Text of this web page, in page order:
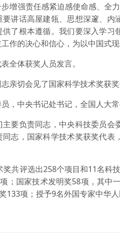
增强责任感紧迫感使命感、全
讲话高屋建瓴、思想深邃、
了根本遵循。我们要深入学
作的决心和信心，为以中国式
体获奖人员发言。
切会见了国家科学技术奖获奖
中央书记处书记，全国人大常
负责同志，中央科技委员会
志，国家科学技术奖获奖代
评选出258个项目和11名科技
；国家技术发明奖58项，其中
133项；授予9名外国专家中华人